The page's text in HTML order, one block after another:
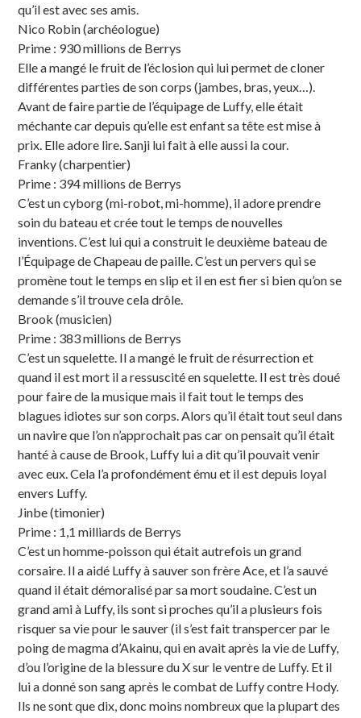
qu’il est avec ses amis.
Nico Robin (archéologue)
Prime : 930 millions de Berrys
Elle a mangé le fruit de l’éclosion qui lui permet de cloner
différentes parties de son corps (jambes, bras, yeux…).
Avant de faire partie de l’équipage de Luffy, elle était
méchante car depuis qu’elle est enfant sa tête est mise à
prix. Elle adore lire. Sanji lui fait à elle aussi la cour.
Franky (charpentier)
Prime : 394 millions de Berrys
C’est un cyborg (mi-robot, mi-homme), il adore prendre
soin du bateau et crée tout le temps de nouvelles
inventions. C’est lui qui a construit le deuxième bateau de
l’Équipage de Chapeau de paille. C’est un pervers qui se
promène tout le temps en slip et il en est fier si bien qu’on se
demande s’il trouve cela drôle.
Brook (musicien)
Prime : 383 millions de Berrys
C’est un squelette. Il a mangé le fruit de résurrection et
quand il est mort il a ressuscité en squelette. Il est très doué
pour faire de la musique mais il fait tout le temps des
blagues idiotes sur son corps. Alors qu’il était tout seul dans
un navire que l’on n’approchait pas car on pensait qu’il était
hanté à cause de Brook, Luffy lui a dit qu’il pouvait venir
avec eux. Cela l’a profondément ému et il est depuis loyal
envers Luffy.
Jinbe (timonier)
Prime : 1,1 milliards de Berrys
C’est un homme-poisson qui était autrefois un grand
corsaire. Il a aidé Luffy à sauver son frère Ace, et l’a sauvé
quand il était démoralisé par sa mort soudaine. C’est un
grand ami à Luffy, ils sont si proches qu’il a plusieurs fois
risquer sa vie pour le sauver (il s’est fait transpercer par le
poing de magma d’Akainu, qui en avait après la vie de Luffy,
d’ou l’origine de la blessure du X sur le ventre de Luffy. Et il
lui a donné son sang après le combat de Luffy contre Hody.
Ils ne sont que dix, donc moins nombreux que la plupart des